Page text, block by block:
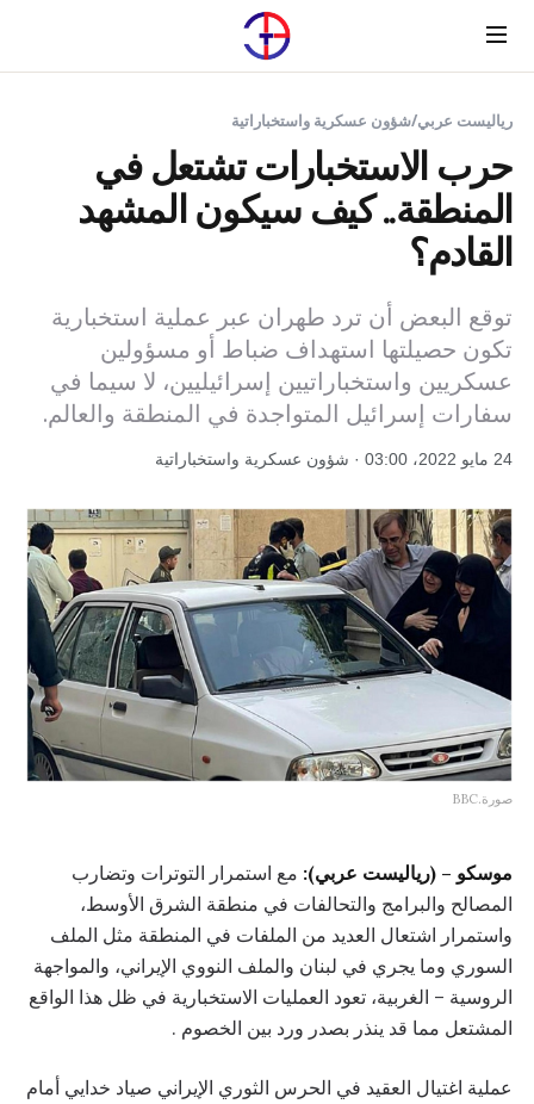
Menu
رياليست عربي/شؤون عسكرية واستخباراتية
حرب الاستخبارات تشتعل في
المنطقة.. كيف سيكون المشهد
القادم؟
توقع البعض أن ترد طهران عبر عملية استخبارية
تكون حصيلتها استهداف ضباط أو مسؤولين
عسكريين واستخباراتيين إسرائيليين، لا سيما في
سفارات إسرائيل المتواجدة في المنطقة والعالم.
24 مايو 2022، 03:00 · شؤون عسكرية واستخباراتية
صورة.BBC
موسكو – (رياليست عربي): مع استمرار التوترات وتضارب
المصالح والبرامج والتحالفات في منطقة الشرق الأوسط،
واستمرار اشتعال العديد من الملفات في المنطقة مثل الملف
السوري وما يجري في لبنان والملف النووي الإيراني، والمواجهة
الروسية – الغربية، تعود العمليات الاستخبارية في ظل هذا الواقع
المشتعل مما قد ينذر بصدر ورد بين الخصوم .
عملية اغتيال العقيد في الحرس الثوري الإيراني صياد خدايي أمام